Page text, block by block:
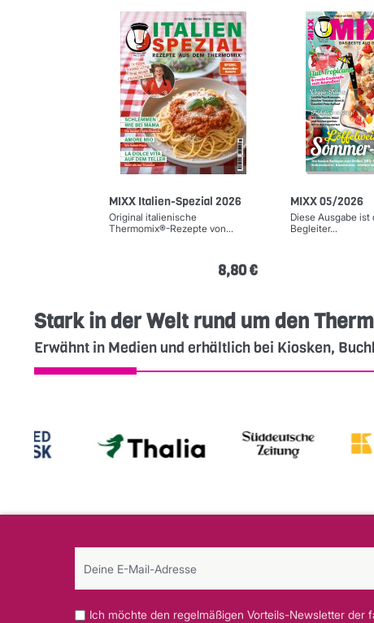
MIXX Italien-Spezial 2026
Original italienische
Thermomix®-Rezepte von...
8,80 €
MIXX 05/2026
Diese Ausgabe
Begleiter...
Stark in der Welt rund um den
Erwähnt in Medien und erhältlich bei Kiosken,
Ich möchte den regelmäßigen Vorteils-Newsletter der